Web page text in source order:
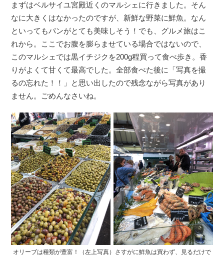
まずはベルサイユ宮殿近くのマルシェに行きました。そん
なに大きくはなかったのですが、新鮮な野菜に鮮魚。なん
といってもパンがとても美味しそう！でも、グルメ旅はこ
れから。ここでお腹を膨らませている場合ではないので、
このマルシェでは黒イチジクを200g程買って食べ歩き。香
りがよくて甘くて最高でした。全部食べた後に「写真を撮
るの忘れた！！」と思い出したので残念ながら写真があり
ません。ごめんなさいね。
オリーブは種類が豊富！（左上写真）さすがに鮮魚は買わず、見るだけで